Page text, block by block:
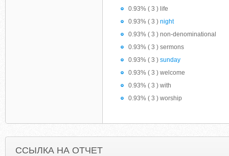
0.93% ( 3 ) life
0.93% ( 3 ) night
0.93% ( 3 ) non-denominational
0.93% ( 3 ) sermons
0.93% ( 3 ) sunday
0.93% ( 3 ) welcome
0.93% ( 3 ) with
0.93% ( 3 ) worship
ССЫЛКА НА ОТЧЕТ